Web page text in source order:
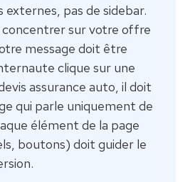
externes, pas de sidebar.
sur votre offre
message doit être
clique sur une
assurance auto, il doit
qui parle uniquement de
élément de la page
boutons) doit guider le